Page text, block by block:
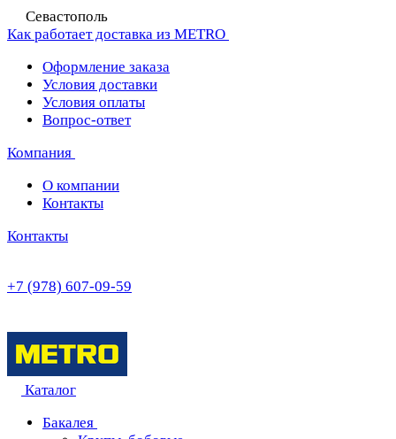
Севастополь
Как работает доставка из METRO
Оформление заказа
Условия доставки
Условия оплаты
Вопрос-ответ
Компания
О компании
Контакты
Контакты
+7 (978) 607-09-59
Каталог
Бакалея